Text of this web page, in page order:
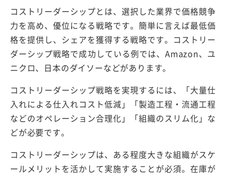
コストリーダーシップとは、選択した業界で価格競争
力を高め、優位になる戦略です。簡単に言えば最低価
格を提供し、シェアを獲得する戦略です。コストリー
ダーシップ戦略で成功している例では、Amazon、ユ
ニクロ、日本のダイソーなどがあります。
コストリーダーシップ戦略を実現するには、「大量仕
入れによる仕入れコスト低減」「製造工程・流通工程
などのオペレーション合理化」「組織のスリム化」な
どが必要です。
コストリーダーシップは、ある程度大きな組織がスケ
ールメリットを活かして実施することが必須。在庫が